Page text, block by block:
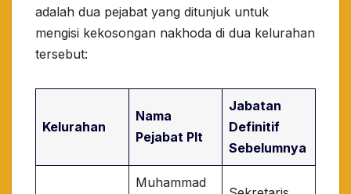
adalah dua pejabat yang ditunjuk untuk
mengisi kekosongan nakhoda di dua kelurahan
tersebut:
Kelurahan
Nama
Pejabat Plt
Jabatan
Definitif
Sebelumnya
Muhammad